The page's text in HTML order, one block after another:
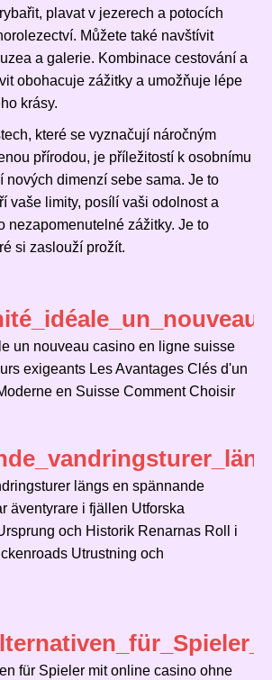
plavat v jezerech a potocích
Můžete také navštívit
a galerie. Kombinace cestování a
obohacuje zážitky a umožňuje lépe
krásy.
které se vyznačují náročným
přírodou, je příležitostí k osobnímu
nových dimenzí sebe sama. Je to
vaše limity, posílí vaši odolnost a
nezapomenutelné zážitky. Je to
si zaslouží prožít.
un nouveau casino en ligne suisse
exigeants Les Avantages Clés d'un
en Suisse Comment Choisir
längs en spännande
äventyrare i fjällen Utforska
och Historik Renarnas Roll i
Utrustning och
für Spieler mit online casino ohne